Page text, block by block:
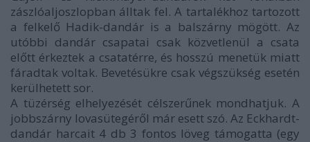
zászlóaljoszlopban álltak fel. A tartalékhoz tartozott
a felkelő Hadik-dandár is a balszárny mögött. Az
utóbbi dandár csapatai csak közvetlenül a csata
előtt érkeztek a csatatérre, és hosszú menetük miatt
fáradtak voltak. Bevetésükre csak végszükség esetén
kerülhetett sor.
A tüzérség elhelyezését célszerűnek mondhatjuk. A
jobbszárny lovasütegéről már esett szó. Az Eckhardt-
dandár harcait 4 db 3 fontos löveg támogatta (egy